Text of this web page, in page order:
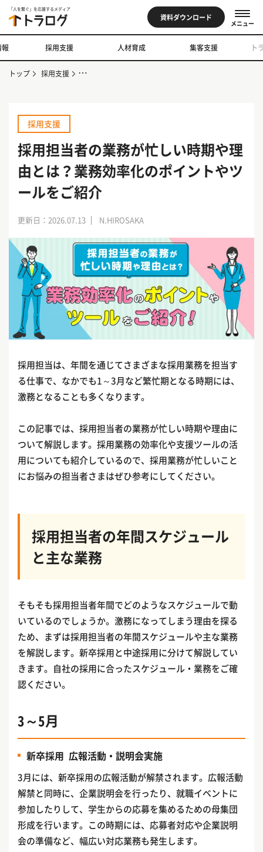
「人を繋ぐ」を応援するメディア
資料ダウンロード
メニュー
採用支援 人材育成 集客支援 ト
トップ 採用支援 採用担当者の業務が忙しい時期や理由とは？業務効率化
採用支援
採用担当者の業務が忙しい時期や理
由とは？業務効率化のポイントやツ
ールをご紹介
更新日：2026.07.13 N.HIROSAKA
採用担当は、年間を通じてさまざまな採用業務を担当す
る仕事で、なかでも1～3月など繁忙期となる時期には、
激務となることも多くなります。
この記事では、採用担当者の業務が忙しい時期や理由に
ついて解説します。採用業務の効率化や支援ツールの活
用についても紹介しているので、採用業務が忙しいこと
にお悩みの担当者さまはぜひ参考にしてください。
採用担当者の年間スケジュール
と主な業務
そもそも採用担当者年間でどのようなスケジュールで動
いているのでしょうか。激務になってしまう理由を探る
ため、まずは採用担当者の年間スケジュールや主な業務
を解説します。新卒採用と中途採用に分けて解説してい
きます。自社の採用に合ったスケジュール・業務をご確
認ください。
3～5月
新卒採用 広報活動・説明会実施
3月には、新卒採用の広報活動が解禁されます。広報活動
解禁と同時に、企業説明会を行ったり、就職イベントに
参加したりして、学生からの応募を集めるための母集団
形成を行います。この時期には、応募者対応や企業説明
会の準備など、幅広い対応業務も発生します。